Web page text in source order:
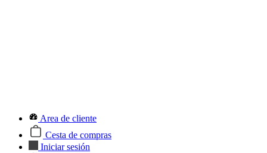
Area de cliente
Cesta de compras
Iniciar sesión